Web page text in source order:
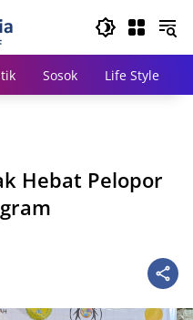
Sosok Life Style
Hebat Pelopor